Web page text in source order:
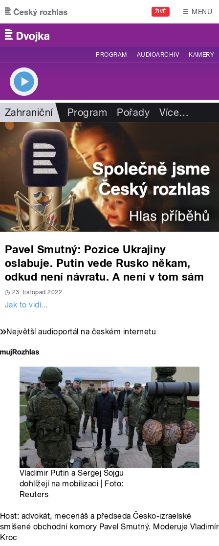
Přejít k hlavnímu obsahu
ŽIVĚ MENU
PROGRAM AUDIOARCHIV KAMERY
Zahraniční Program Pořady Více…
Pavel Smutný: Pozice Ukrajiny
oslabuje. Putin vede Rusko někam,
odkud není návratu. A není v tom sám
23. listopad 2022
Jak to vidí...
Největší audioportál na českém internetu
Vladimir Putin a Sergej Šojgu
dohlížejí na mobilizaci | Foto:
Reuters
Host: advokát, mecenáš a předseda Česko-izraelské
smíšené obchodní komory Pavel Smutný. Moderuje Vladimír
Kroc